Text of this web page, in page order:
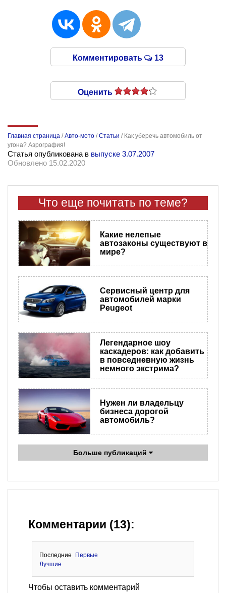
Комментировать 13
Оценить
Главная страница /Авто-мото /Статьи / Как уберечь автомобиль от
угона? Аэрография!
Статья опубликована в выпуске 3.07.2007
Обновлено 15.02.2020
Что еще почитать по теме?
​Какие нелепые
автозаконы существуют в
мире?
Сервисный центр для
автомобилей марки
Peugeot
Легендарное шоу
каскадеров: как добавить
в повседневную жизнь
немного экстрима?
Нужен ли владельцу
бизнеса дорогой
автомобиль?
Больше публикаций
Комментарии (13):
Последние
Первые
Лучшие
Чтобы оставить комментарий